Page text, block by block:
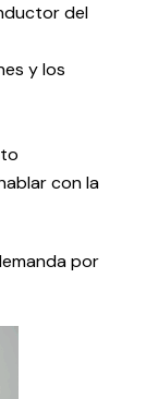
del
y los
con la
por